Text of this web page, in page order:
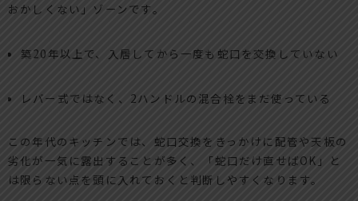
おかしくない」ゾーンです。
築20年以上で、入居してから一度も蛇口を交換していない
レバー式ではなく、2ハンドルの混合栓をまだ使っている
この年代のキッチンでは、蛇口交換をきっかけに配管や天板の
劣化が一気に露出することが多く、「蛇口だけ直せばOK」と
は限らない点を頭に入れておくと判断しやすくなります。